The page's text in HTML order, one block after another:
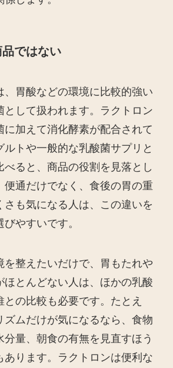
ではない
、胃酸などの環境に比較的強い
として扱われます。ラクトロン
に加えて消化酵素が配合されて
ルトや一般的な乳酸菌サプリと
べると、商品の役割を見落とし
便通だけでなく、食後の胃の重
さも気になる人は、この違いを
やすいです。
を整えたいだけで、胃もたれや
ほとんどない人は、ほかの乳酸
の比較も必要です。たとえ
ズムだけが気になるなら、食物
量、朝食の有無を見直すほう
あります。ラクトロンは便利な